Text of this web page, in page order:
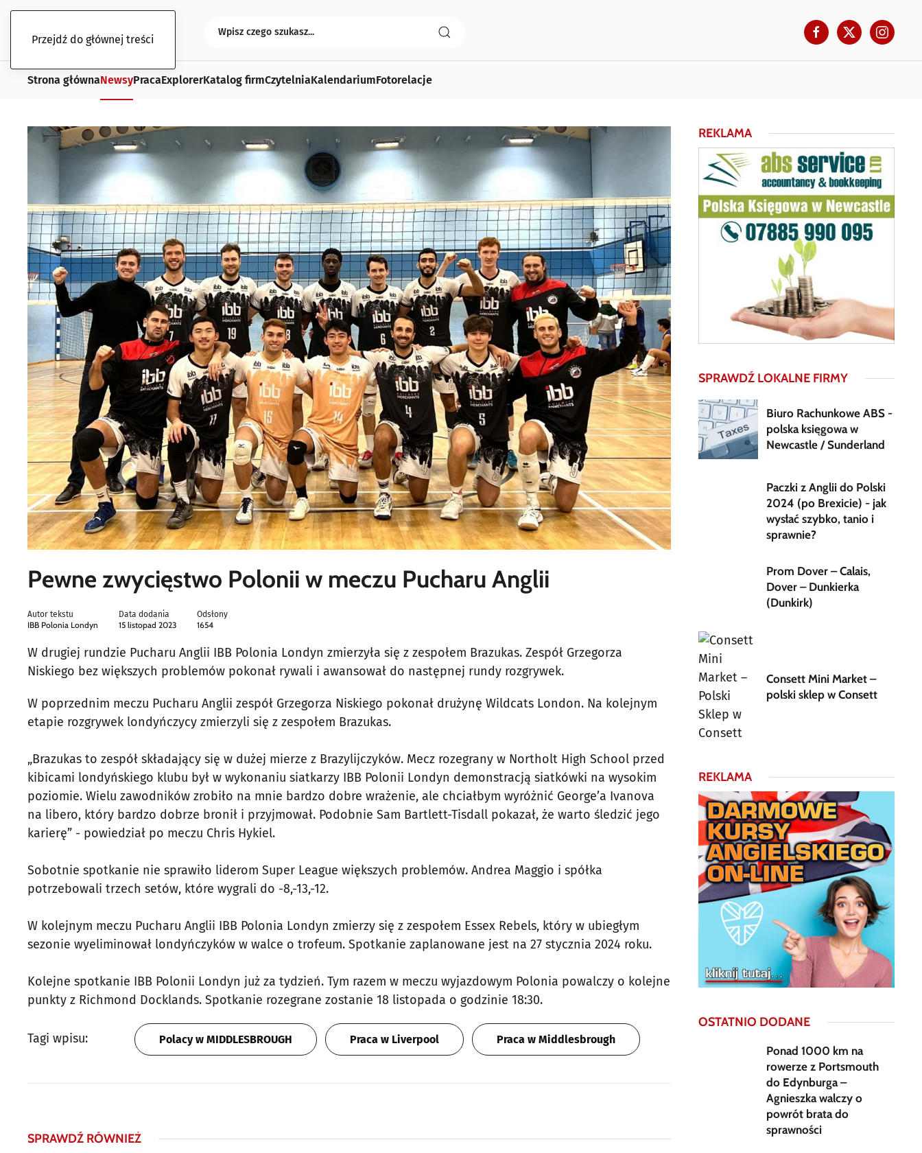
Przejdź do głównej treści
Strona głównaNewsyPracaExplorerKatalog firmCzytelniaKalendariumFotorelacje
Pewne zwycięstwo Polonii w meczu Pucharu Anglii
Autor tekstu
IBB Polonia Londyn
Data dodania
15 listopad 2023
Odsłony
1654
W drugiej rundzie Pucharu Anglii IBB Polonia Londyn zmierzyła się z zespołem Brazukas. Zespół Grzegorza
Niskiego bez większych problemów pokonał rywali i awansował do następnej rundy rozgrywek.
W poprzednim meczu Pucharu Anglii zespół Grzegorza Niskiego pokonał drużynę Wildcats London. Na kolejnym
etapie rozgrywek londyńczycy zmierzyli się z zespołem Brazukas.
„Brazukas to zespół składający się w dużej mierze z Brazylijczyków. Mecz rozegrany w Northolt High School przed
kibicami londyńskiego klubu był w wykonaniu siatkarzy IBB Polonii Londyn demonstracją siatkówki na wysokim
poziomie. Wielu zawodników zrobiło na mnie bardzo dobre wrażenie, ale chciałbym wyróżnić George’a Ivanova
na libero, który bardzo dobrze bronił i przyjmował. Podobnie Sam Bartlett-Tisdall pokazał, że warto śledzić jego
karierę” - powiedział po meczu Chris Hykiel.
Sobotnie spotkanie nie sprawiło liderom Super League większych problemów. Andrea Maggio i spółka
potrzebowali trzech setów, które wygrali do -8,-13,-12.
W kolejnym meczu Pucharu Anglii IBB Polonia Londyn zmierzy się z zespołem Essex Rebels, który w ubiegłym
sezonie wyeliminował londyńczyków w walce o trofeum. Spotkanie zaplanowane jest na 27 stycznia 2024 roku.
Kolejne spotkanie IBB Polonii Londyn już za tydzień. Tym razem w meczu wyjazdowym Polonia powalczy o kolejne
punkty z Richmond Docklands. Spotkanie rozegrane zostanie 18 listopada o godzinie 18:30.
Tagi wpisu: Polacy w MIDDLESBROUGH Praca w Liverpool Praca w Middlesbrough
SPRAWDŹ RÓWNIEŻ
REKLAMA
SPRAWDŹ LOKALNE FIRMY
Biuro Rachunkowe ABS -
polska księgowa w
Newcastle / Sunderland
Paczki z Anglii do Polski
2024 (po Brexicie) - jak
wysłać szybko, tanio i
sprawnie?
Prom Dover – Calais,
Dover – Dunkierka
(Dunkirk)
Consett Mini Market –
polski sklep w Consett
REKLAMA
OSTATNIO DODANE
Ponad 1000 km na
rowerze z Portsmouth
do Edynburga –
Agnieszka walczy o
powrót brata do
sprawności